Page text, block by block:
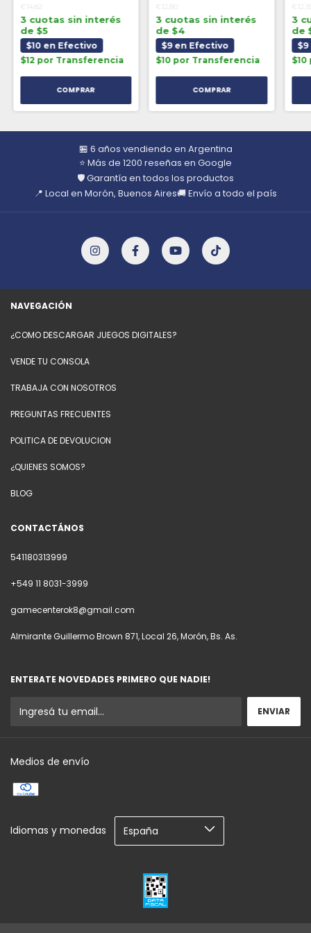
€14,82
3 cuotas sin interés
de $5
$10 en Efectivo
$12 por Transferencia
€12,80
3 cuotas sin interés
de $4
$9 en Efectivo
$10 por Transferencia
3
de
🏪 6 años vendiendo en Argentina
⭐ Más de 1200 reseñas en Google
🛡️ Garantía en todos los productos
📍 Local en Morón, Buenos Aires🚚 Envío a todo el país
NAVEGACIÓN
¿COMO DESCARGAR JUEGOS DIGITALES?
VENDE TU CONSOLA
TRABAJA CON NOSOTROS
PREGUNTAS FRECUENTES
POLITICA DE DEVOLUCION
¿QUIENES SOMOS?
BLOG
CONTACTÁNOS
541180313999
+549 11 8031-3999
gamecenterok8@gmail.com
Almirante Guillermo Brown 871, Local 26, Morón, Bs. As.
ENTERATE NOVEDADES PRIMERO QUE NADIE!
Medios de envío
Idiomas y monedas